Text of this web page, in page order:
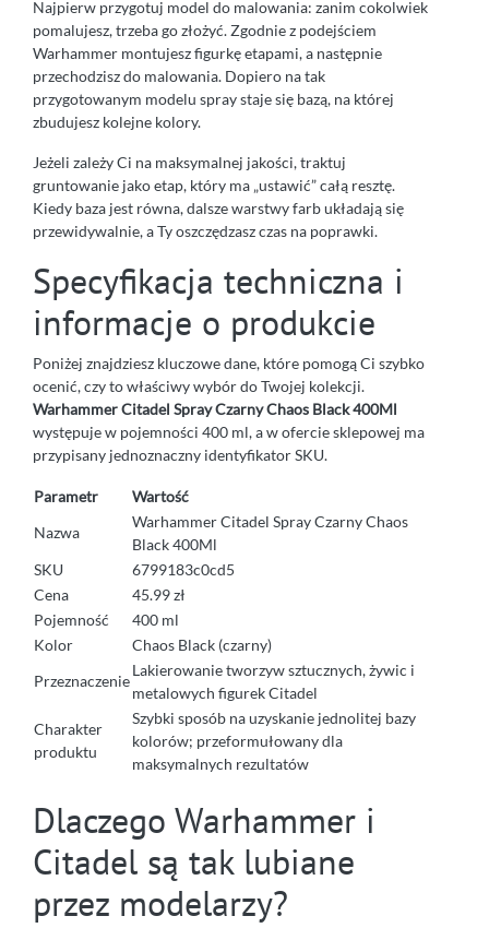
Najpierw przygotuj model do malowania: zanim cokolwiek
pomalujesz, trzeba go złożyć. Zgodnie z podejściem
Warhammer montujesz figurkę etapami, a następnie
przechodzisz do malowania. Dopiero na tak
przygotowanym modelu spray staje się bazą, na której
zbudujesz kolejne kolory.
Jeżeli zależy Ci na maksymalnej jakości, traktuj
gruntowanie jako etap, który ma „ustawić” całą resztę.
Kiedy baza jest równa, dalsze warstwy farb układają się
przewidywalnie, a Ty oszczędzasz czas na poprawki.
Specyfikacja techniczna i
informacje o produkcie
Poniżej znajdziesz kluczowe dane, które pomogą Ci szybko
ocenić, czy to właściwy wybór do Twojej kolekcji.
Warhammer Citadel Spray Czarny Chaos Black 400Ml
występuje w pojemności 400 ml, a w ofercie sklepowej ma
przypisany jednoznaczny identyfikator SKU.
Parametr
Wartość
Nazwa
Warhammer Citadel Spray Czarny Chaos
Black 400Ml
SKU
6799183c0cd5
Cena
45.99 zł
Pojemność
400 ml
Kolor
Chaos Black (czarny)
Przeznaczenie
Lakierowanie tworzyw sztucznych, żywic i
metalowych figurek Citadel
Charakter
produktu
Szybki sposób na uzyskanie jednolitej bazy
kolorów; przeformułowany dla
maksymalnych rezultatów
Dlaczego Warhammer i
Citadel są tak lubiane
przez modelarzy?